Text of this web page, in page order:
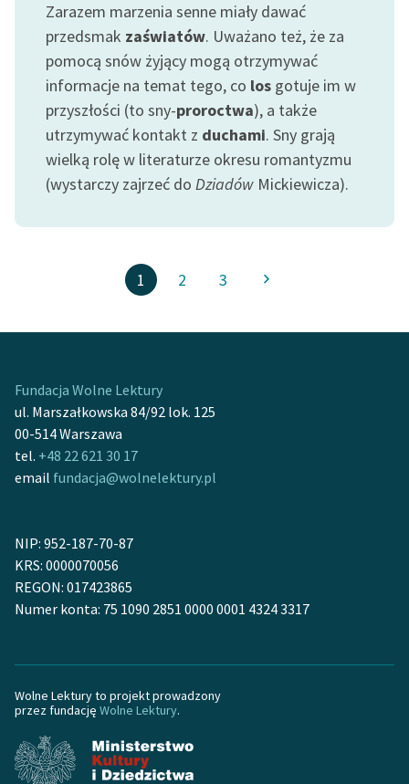
Zarazem marzenia senne miały dawać
przedsmak zaświatów. Uważano też, że za
pomocą snów żyjący mogą otrzymywać
informacje na temat tego, co los gotuje im w
przyszłości (to sny-proroctwa), a także
utrzymywać kontakt z duchami. Sny grają
wielką rolę w literaturze okresu romantyzmu
(wystarczy zajrzeć do Dziadów Mickiewicza).
1 2 3
Fundacja Wolne Lektury
ul. Marszałkowska 84/92 lok. 125
00-514 Warszawa
tel. +48 22 621 30 17
email fundacja@wolnelektury.pl
NIP: 952-187-70-87
KRS: 0000070056
REGON: 017423865
Numer konta: 75 1090 2851 0000 0001 4324 3317
Wolne Lektury to projekt prowadzony
przez fundację Wolne Lektury.